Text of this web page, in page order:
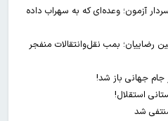
آزمون؛ وعده‌ای که به سهراب داده
رضاییان؛ بمب نقل‌وانتقالات منفجر
جهانی باز شد!
استقلال!
شد